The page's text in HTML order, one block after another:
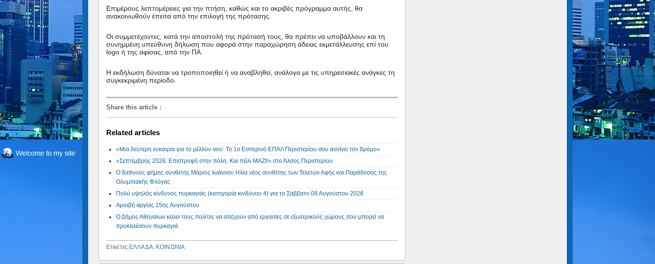
Επιμέρους λεπτομέρειες για την πτήση, καθώς και το ακριβές πρόγραμμα αυτής, θα
ανακοινωθούν έπειτα από την επιλογή της πρότασης.
Οι συμμετέχοντες, κατά την αποστολή της πρότασή τους, θα πρέπει να υποβάλλουν και τη
συνημμένη υπεύθυνη δήλωση που αφορά στην παραχώρηση άδειας εκμετάλλευσης επί του
logo ή της αφίσας, από την ΠΑ.
H εκδήλωση δύναται να τροποποιηθεί ή να αναβληθεί, ανάλογα με τις υπηρεσιακές ανάγκες τη
συγκεκριμένη περίοδο.
Share this article :
Related articles
«Μια δεύτερη ευκαιρία για το μέλλον σου: Το 1ο Εσπερινό ΕΠΑΛ Περιστερίου σου ανοίγει τον δρόμο»
«Σεπτέμβρης 2026: Επιστροφή στην πόλη. Και πάλι ΜΑΖΙ!» στο Άλσος Περιστερίου
Ο διεθνούς φήμης συνθέτης Μάριος Ιωάννου Ηλία νέος συνθέτης των Τελετών Αφής και Παράδοσης της
Ολυμπιακής Φλόγας
Πολύ υψηλός κίνδυνος πυρκαγιάς (κατηγορία κινδύνου 4) για το Σάββατο 08 Αυγούστου 2026
Αμοιβή αργίας 15ης Αυγούστου
Ο Δήμος Αθηναίων καλεί τους πολίτες να απέχουν από εργασίες σε εξωτερικούς χώρους που μπορεί να
προκαλέσουν πυρκαγιά
Ετικέτες ΕΛΛΑΔΑ, ΚΟΙΝΩΝΙΑ